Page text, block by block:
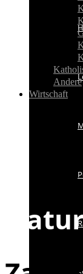
Andere
Wirtschaft